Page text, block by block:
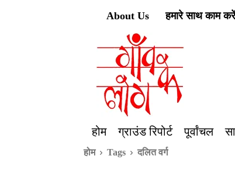
About Us हमारे साथ काम करें
होम ग्राउंड रिपोर्ट पूर्वांचल
होम Tags दलित वर्ग